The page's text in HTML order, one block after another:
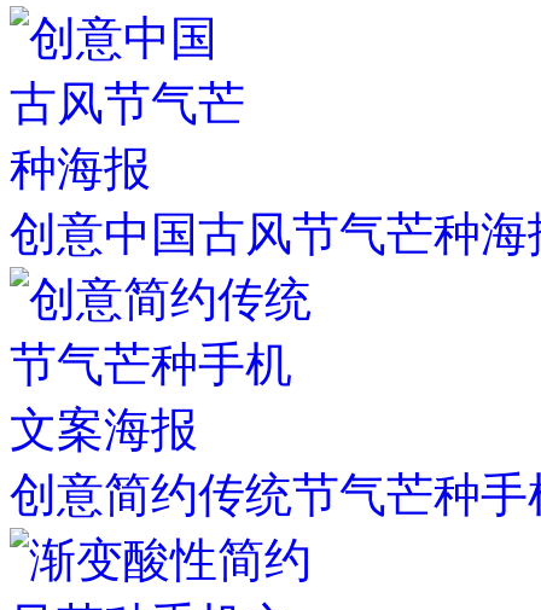
创意中国古风节气芒种海
创意简约传统节气芒种